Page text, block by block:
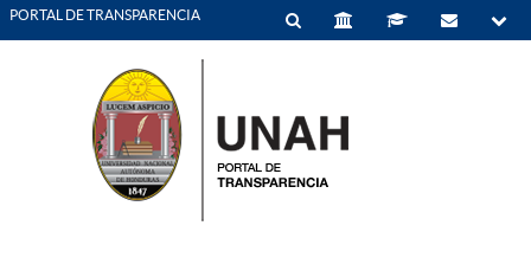
PORTAL DE TRANSPARENCIA